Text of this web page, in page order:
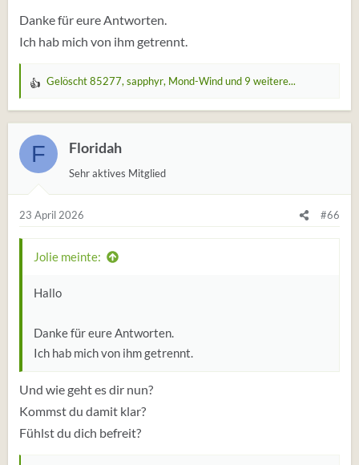
Danke für eure Antworten.
Ich hab mich von ihm getrennt.
W
r
t
u
n
e
n
Gelöscht 85277, sapphyr, Mond-Windund 9 weitere...
F Floridah
Sehr aktives Mitglied
23 April 2026 #66
Jolie meinte:
Hallo
Danke für eure Antworten.
Ich hab mich von ihm getrennt.
Und wie geht es dir nun?
Kommst du damit klar?
Fühlst du dich befreit?